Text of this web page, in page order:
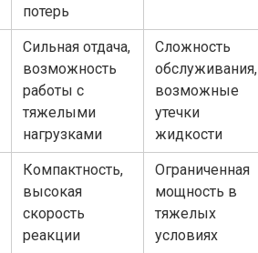
потерь
Сильная отдача,
возможность
работы с
тяжелыми
нагрузками
Сложность
обслуживания,
возможные
утечки
жидкости
Компактность,
высокая
скорость
реакции
Ограниченная
мощность в
тяжелых
условиях